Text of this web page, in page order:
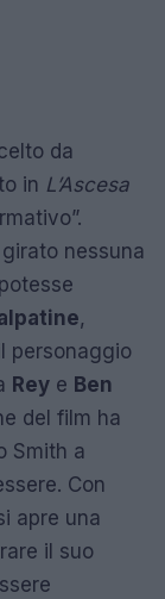
da
in L’Ascesa
nessuna
,
personaggio
Rey e Ben
del film ha
Smith a
Con
apre una
il suo